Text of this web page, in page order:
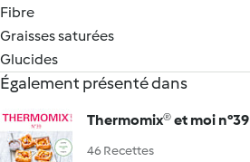
Fibre
Graisses saturées
Glucides
Également présenté dans
Thermomix® et moi n°39
46 Recettes